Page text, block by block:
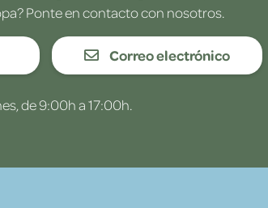
Ponte en contacto con nosotros.
Correo electrónico
de 9:00h a 17:00h.